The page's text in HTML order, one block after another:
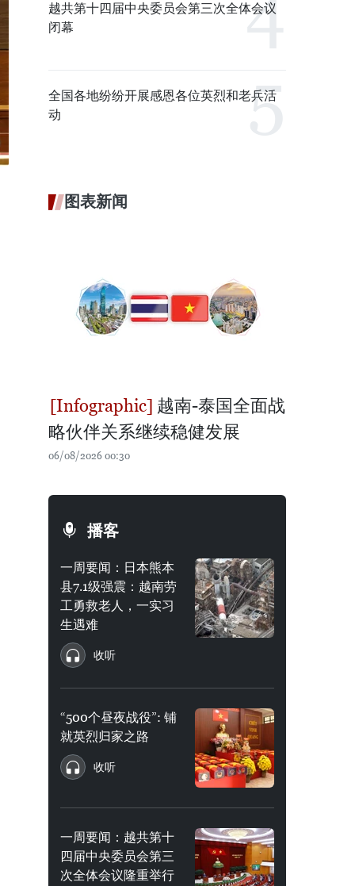
越共第十四届中央委员会第三次全体会议
闭幕
全国各地纷纷开展感恩各位英烈和老兵活
动
图表新闻
越南-泰国全面战
略伙伴关系继续稳健发展
06/08/2026 00:30
播客
一周要闻：日本熊本
县7.1级强震：越南劳
工勇救老人，一实习
生遇难
收听
“500个昼夜战役”: 铺
就英烈归家之路
收听
一周要闻：越共第十
四届中央委员会第三
次全体会议隆重举行